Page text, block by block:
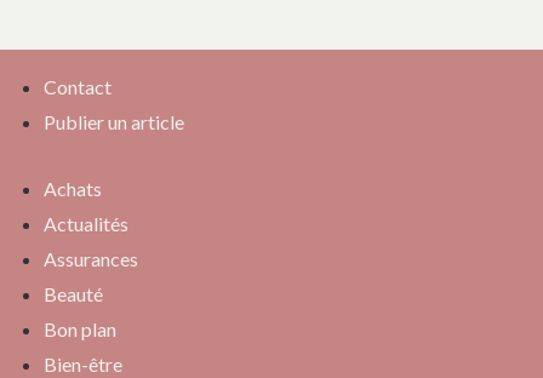
Contact
Publier un article
Achats
Actualités
Assurances
Beauté
Bon plan
Bien-être